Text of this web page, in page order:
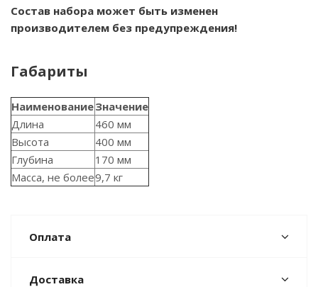
Состав набора может быть изменен
производителем без предупреждения!
Габариты
НаименованиеЗначение
Длина
460 мм
Высота
400 мм
Глубина
170 мм
Масса, не более9,7 кг
Оплата
Доставка